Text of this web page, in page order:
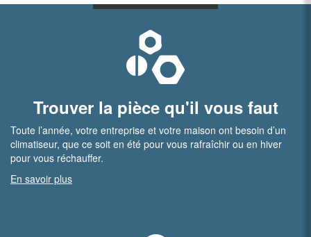
Trouver la pièce qu'il vous faut
Toute l’année, votre entreprise et votre maison ont besoin d’un
climatiseur, que ce soit en été pour vous rafraîchir ou en hiver
pour vous réchauffer.
En savoir plus